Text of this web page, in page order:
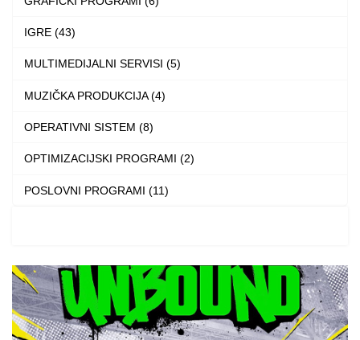
IGRE (43)
MULTIMEDIJALNI SERVISI (5)
MUZIČKA PRODUKCIJA (4)
OPERATIVNI SISTEM (8)
OPTIMIZACIJSKI PROGRAMI (2)
POSLOVNI PROGRAMI (11)